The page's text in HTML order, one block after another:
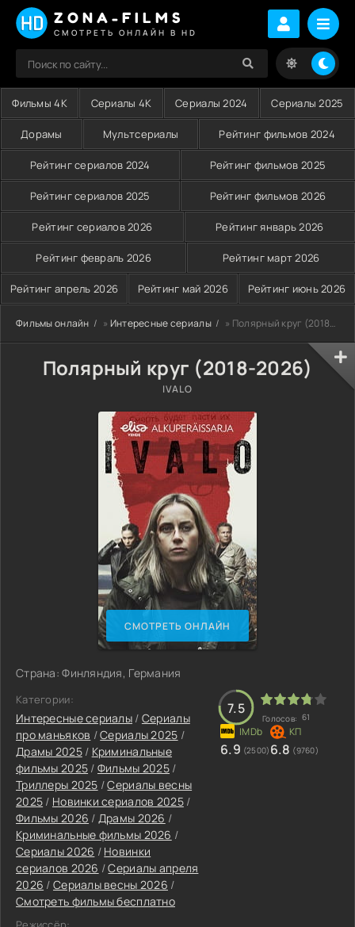
ZONA-FILMS
СМОТРЕТЬ ОНЛАЙН В HD
Фильмы 4K Сериалы 4K Сериалы 2024 Сериалы 2025
Дорамы Мультсериалы Рейтинг фильмов 2024
Рейтинг сериалов 2024 Рейтинг фильмов 2025
Рейтинг сериалов 2025 Рейтинг фильмов 2026
Рейтинг сериалов 2026 Рейтинг январь 2026
Рейтинг февраль 2026 Рейтинг март 2026
Рейтинг апрель 2026 Рейтинг май 2026 Рейтинг июнь 2026
Фильмы онлайн » Интересные сериалы » Полярный круг (2018-2026)
Полярный круг (2018-2026)
IVALO
СМОТРЕТЬ ОНЛАЙН
Страна: Финляндия, Германия
Категории:
Интересные сериалы / Сериалы
про маньяков /Сериалы 2025 /
Драмы 2025/ Криминальные
фильмы 2025 / Фильмы 2025 /
Триллеры 2025 /Сериалы весны
2025 / Новинки сериалов 2025/
Фильмы 2026 / Драмы 2026 /
Криминальные фильмы 2026 /
Сериалы 2026 / Новинки
сериалов 2026 /Сериалы апреля
2026 / Сериалы весны 2026 /
Смотреть фильмы бесплатно
7.5
Голосов: 61
6.9 (2500) 6.8 (9760)